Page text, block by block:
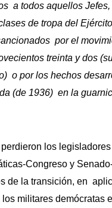
a todos aquellos Jefes,
de tropa del
por el
treinta y dos
o por los hechos
(de 1936) en la
perdieron los
Congreso y
de la transición, en
los militares demócratas